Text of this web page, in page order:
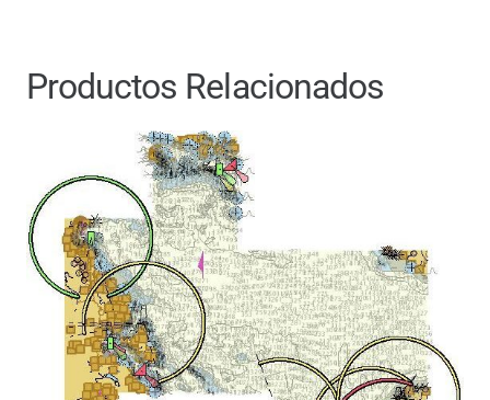
Productos Relacionados